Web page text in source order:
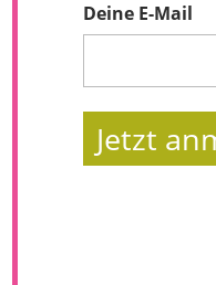
Deine E-Mail
Jetzt